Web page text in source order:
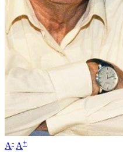
A- A+